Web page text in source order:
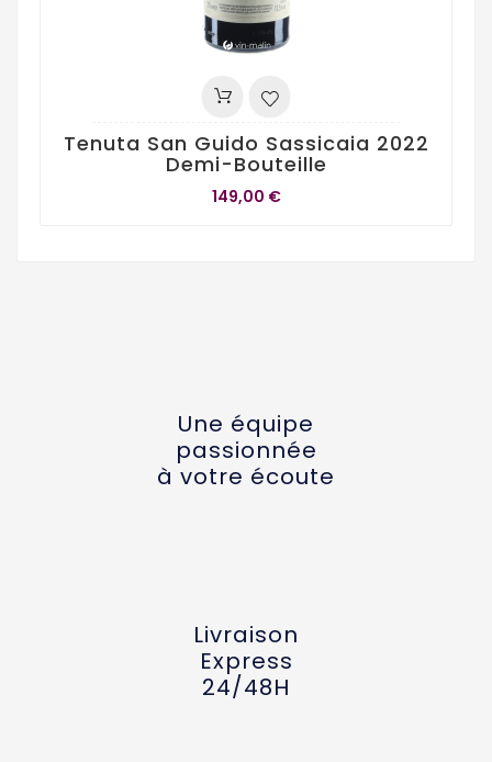
Tenuta San Guido Sassicaia 2022
Demi-Bouteille
149,00 €
Une équipe
passionnée
à votre écoute
Livraison
Express
24/48H